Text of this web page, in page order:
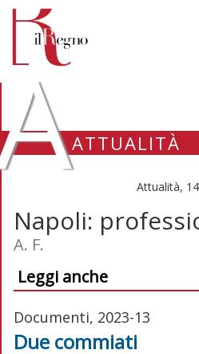
ATTUALITÀ
Attualità,
Napoli:
A. F.
Leggi anche
Documenti, 2023-13
Due commiati